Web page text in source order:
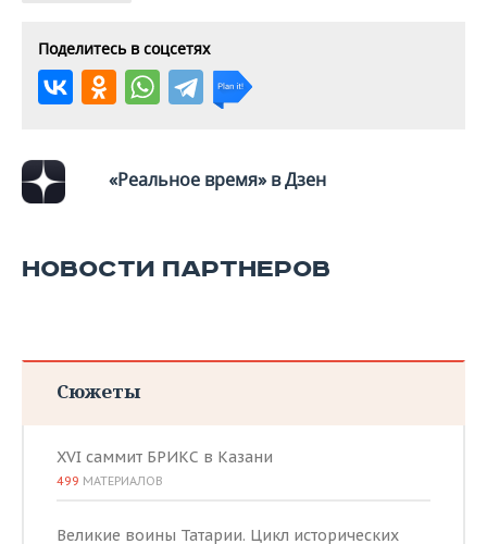
Поделитесь в соцсетях
«Реальное время» в Дзен
НОВОСТИ ПАРТНЕРОВ
Сюжеты
XVI саммит БРИКС в Казани
499 МАТЕРИАЛОВ
Великие воины Татарии. Цикл исторических